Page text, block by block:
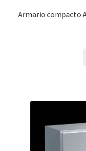
Armario compacto